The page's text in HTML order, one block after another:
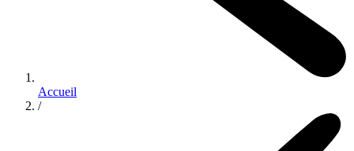
Accueil
/